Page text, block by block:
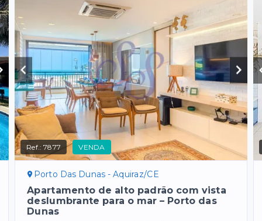
Ref.:7877 VENDA
Porto Das Dunas - Aquiraz/CE
Apartamento de alto padrão com vista
deslumbrante para o mar – Porto das
Dunas